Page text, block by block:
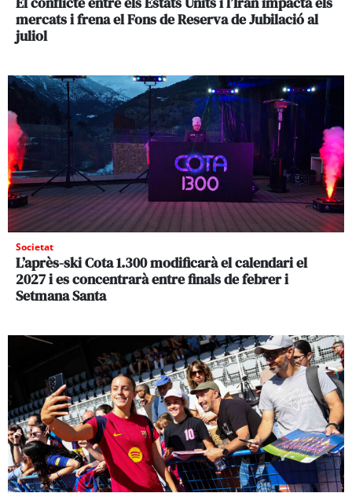
mercats i frena el Fons de Reserva de Jubilació al
juliol
Societat
L’après-ski Cota 1.300 modificarà el calendari el
2027 i es concentrarà entre finals de febrer i
Setmana Santa